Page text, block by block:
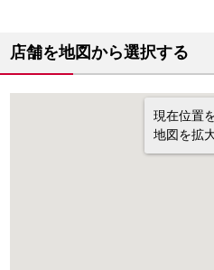
店舗を地図から選択する
現在位置
地図を拡